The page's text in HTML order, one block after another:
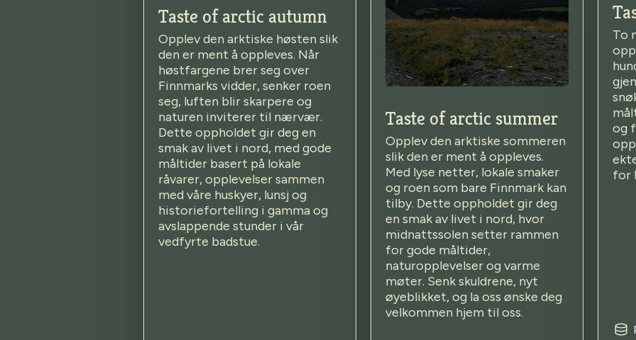
Taste of arctic autumn
Opplev den arktiske høsten slik
den er ment å oppleves. Når
høstfargene brer seg over
Finnmarks vidder, senker roen
seg, luften blir skarpere og
naturen inviterer til nærvær.
Dette oppholdet gir deg en
smak av livet i nord, med gode
måltider basert på lokale
råvarer, opplevelser sammen
med våre huskyer, lunsj og
historiefortelling i gamma og
avslappende stunder i vår
vedfyrte badstue.
Taste of arctic summer
Opplev den arktiske sommeren
slik den er ment å oppleves.
Med lyse netter, lokale smaker
og roen som bare Finnmark kan
tilby. Dette oppholdet gir deg
en smak av livet i nord, hvor
midnattssolen setter rammen
for gode måltider,
naturopplevelser og varme
møter. Senk skuldrene, nyt
øyeblikket, og la oss ønske deg
velkommen hjem til oss.
To
og
for